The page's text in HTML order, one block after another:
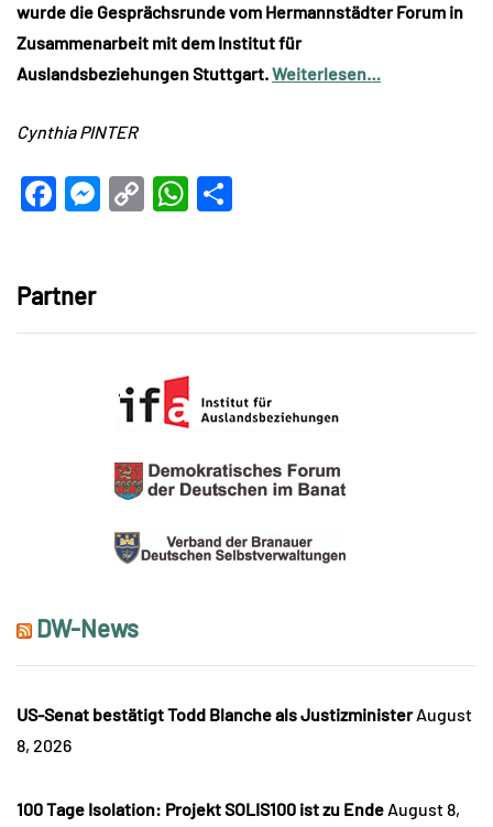
wurde die Gesprächsrunde vom Hermannstädter Forum in
Zusammenarbeit mit dem Institut für
Auslandsbeziehungen Stuttgart.Weiterlesen…
Cynthia PINTER
Facebook
Messenger
CopyWhatsApp
Partner
DW-News
US-Senat bestätigt Todd Blanche als Justizminister August
8, 2026
100 Tage Isolation: Projekt SOLIS100 ist zu Ende August 8,